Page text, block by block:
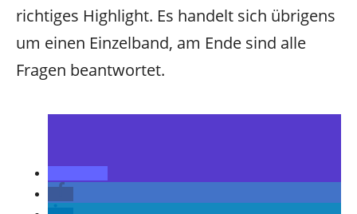
richtiges Highlight. Es handelt sich übrigens
um einen Einzelband, am Ende sind alle
Fragen beantwortet.